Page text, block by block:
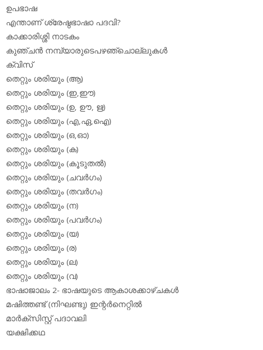
ഉപഭാഷ
എന്താണ് ശ്രേഷ്ഠഭാഷാ പദവി?
കാക്കാരിശ്ശി നാടകം
കുഞ്ചന്‍ നമ്പ്യാരുടെപഴഞ്ചൊല്ലുകള്‍
ക്വിസ്
തെറ്റും ശരിയും (ആ)
തെറ്റും ശരിയും (ഇ,ഈ)
തെറ്റും ശരിയും (ഉ, ഊ, ഋ)
തെറ്റും ശരിയും (എ,ഏ,ഐ)
തെറ്റും ശരിയും (ഒ,ഓ)
തെറ്റും ശരിയും (ക)
തെറ്റും ശരിയും (കൂടുതല്‍)
തെറ്റും ശരിയും (ചവര്‍ഗം)
തെറ്റും ശരിയും (തവര്‍ഗം)
തെറ്റും ശരിയും (ന)
തെറ്റും ശരിയും (പവര്‍ഗം)
തെറ്റും ശരിയും (യ)
തെറ്റും ശരിയും (ര)
തെറ്റും ശരിയും (ല)
തെറ്റും ശരിയും (വ)
ഭാഷാജാലം 2- ഭാഷയുടെ ആകാശക്കാഴ്ചകള്‍
മഷിത്തണ്ട് (നിഘണ്ടു) ഇന്റര്‍നെറ്റില്‍
മാര്‍ക്‌സിസ്റ്റ് പദാവലി
യക്ഷിക്കഥ